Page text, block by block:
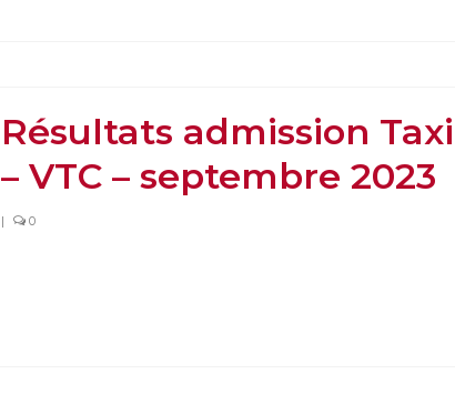
Résultats admission Taxi
– VTC – septembre 2023
| 0